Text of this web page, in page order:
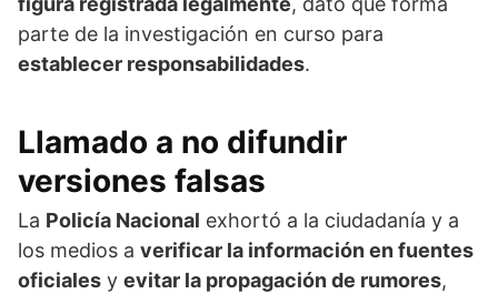
parte de la investigación en curso para
establecer responsabilidades.
Llamado a no difundir
versiones falsas
La Policía Nacional exhortó a la ciudadanía y a
los medios a verificar la información en fuentes
oficiales y evitar la propagación de rumores,